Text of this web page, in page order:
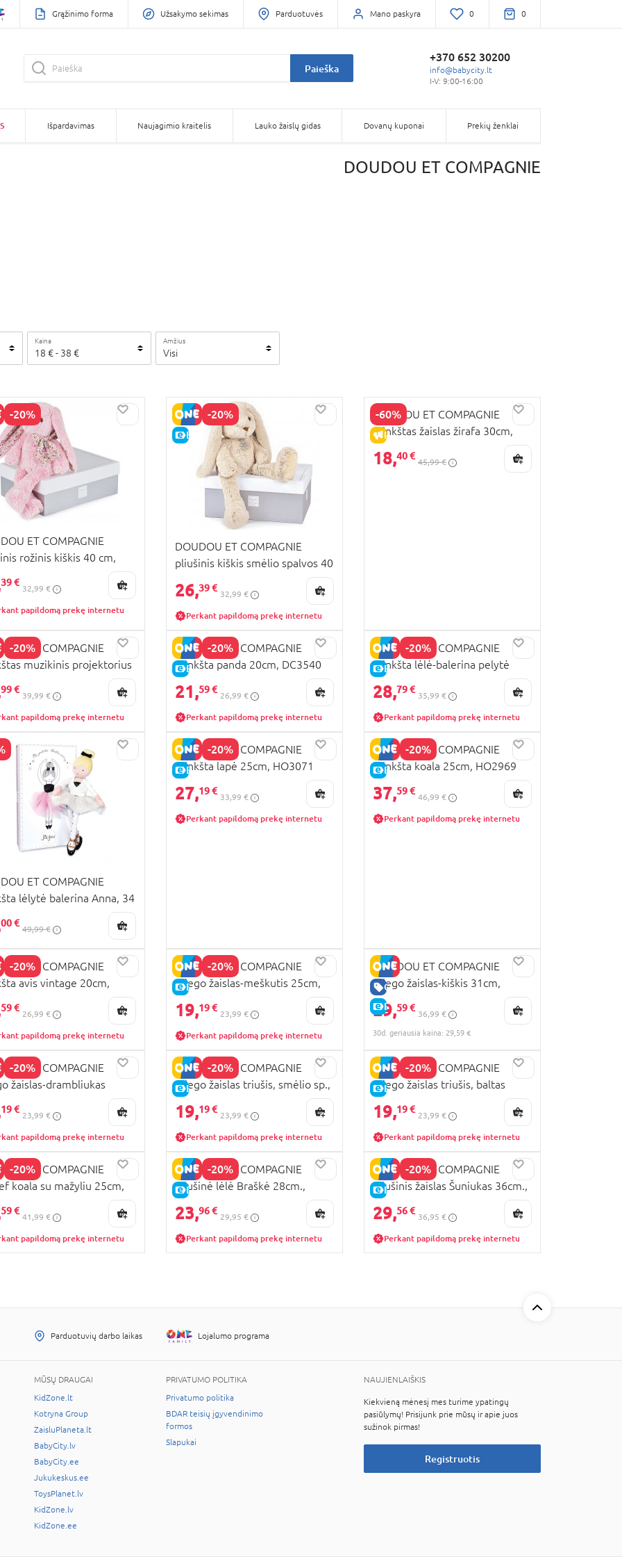
Grąžinimo forma Užsakymo sekimas Parduotuvės Mano paskyra 0 0
Paieška
+370 652 30200
info@babycity.lt
I-V: 9:00-16:00
Išpardavimas Naujagimio kraitelis Lauko žaislų gidas Dovanų kuponai Prekių ženklai
DOUDOU ET COMPAGNIE
Kaina
18 € - 38 €
Amžius
Visi
-20%
ET COMPAGNIE
rožinis kiškis 40 cm,
39 €
32,99 €
papildomą prekę internetu
-20%
E-KAINA
DOUDOU ET COMPAGNIE
pliušinis kiškis smėlio spalvos 40
26,39 €
32,99 €
Perkant papildomą prekę internetu
-60%
IŠPARDAVIMAS
DOUDOU ET COMPAGNIE
minkštas žaislas žirafa 30cm,
DC4074
18,40 €
45,99 €
-20%ET COMPAGNIE
muzikinis projektorius
19cm, DC4202
99 €
39,99 €
papildomą prekę internetu
-20%
E-KAINA
DOUDOU ET COMPAGNIE
minkšta panda 20cm, DC3540
21,59 €
26,99 €
Perkant papildomą prekę internetu
-20%
E-KAINA
DOUDOU ET COMPAGNIE
minkšta lėlė-balerina pelytė
30cm, DC3975
28,79 €
35,99 €
Perkant papildomą prekę internetu
ET COMPAGNIE
lėlytė balerina Anna, 34
00 €
49,99 €
-20%
E-KAINA
DOUDOU ET COMPAGNIE
minkšta lapė 25cm, HO3071
27,19 €
33,99 €
Perkant papildomą prekę internetu
-20%
E-KAINA
DOUDOU ET COMPAGNIE
minkšta koala 25cm, HO2969
37,59 €
46,99 €
Perkant papildomą prekę internetu
-20%ET COMPAGNIE
avis vintage 20cm,
59 €
26,99 €
papildomą prekę internetu
-20%
E-KAINA
DOUDOU ET COMPAGNIE
miego žaislas-meškutis 25cm,
DC4187
19,19 €
23,99 €
Perkant papildomą prekę internetu
GERA KAINA
E-KAINA
DOUDOU ET COMPAGNIE
miego žaislas-kiškis 31cm,
DC3487
29,59 €
36,99 €
30d. geriausia kaina: 29,59 €
-20%ET COMPAGNIE
žaislas-drambliukas
DC4188
19 €
23,99 €
papildomą prekę internetu
-20%
E-KAINA
DOUDOU ET COMPAGNIE
miego žaislas triušis, smėlio sp.,
18cm, DC4192
19,19 €
23,99 €
Perkant papildomą prekę internetu
-20%
E-KAINA
DOUDOU ET COMPAGNIE
miego žaislas triušis, baltas
18cm, DC4190
19,19 €
23,99 €
Perkant papildomą prekę internetu
-20%ET COMPAGNIE
koala su mažyliu 25cm,
59 €
41,99 €
papildomą prekę internetu
-20%
E-KAINA
DOUDOU ET COMPAGNIE
Pliušinė lėlė Braškė 28cm.,
JJ6064
23,96 €
29,95 €
Perkant papildomą prekę internetu
-20%
E-KAINA
DOUDOU ET COMPAGNIE
Pliušinis žaislas Šuniukas 36cm.,
DC4564
29,56 €
36,95 €
Perkant papildomą prekę internetu
Parduotuvių darbo laikas Lojalumo programa
MŪSŲ DRAUGAI
KidZone.lt
Kotryna Group
ZaisluPlaneta.lt
BabyCity.lv
BabyCity.ee
Jukukeskus.ee
ToysPlanet.lv
KidZone.lv
KidZone.ee
PRIVATUMO POLITIKA
Privatumo politika
BDAR teisių įgyvendinimo
formos
Slapukai
NAUJIENLAIŠKIS
Kiekvieną mėnesį mes turime ypatingų
pasiūlymų! Prisijunk prie mūsų ir apie juos
sužinok pirmas!
Registruotis